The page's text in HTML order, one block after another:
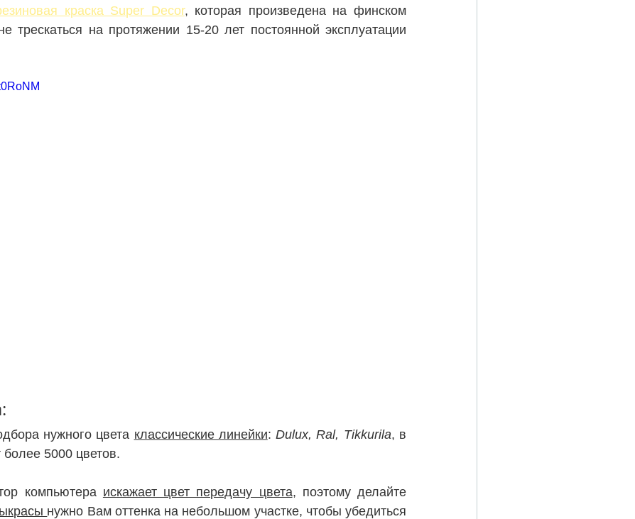
краска Super Decor, которая произведена на финском
трескаться на протяжении 15-20 лет постоянной эксплуатации
нужного цвета классические линейки: Dulux, Ral, Tikkurila, в
более 5000 цветов.
компьютера искажает цвет передачу цвета
нужно Вам оттенка на небольшом участке, чтобы убедиться